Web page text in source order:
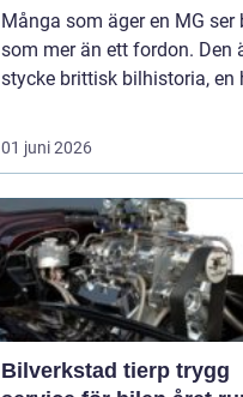
Många som äger en MG ser
som mer än ett fordon. Den
stycke brittisk bilhistoria, en
01 juni 2026
Bilverkstad tierp trygg